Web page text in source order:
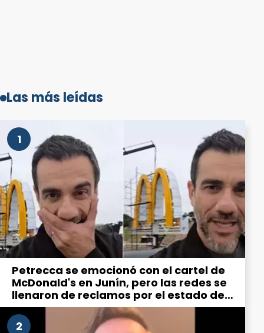
Las más leídas
1
Petrecca se emocionó con el cartel de
McDonald's en Junín, pero las redes se
llenaron de reclamos por el estado de
la ciudad
2